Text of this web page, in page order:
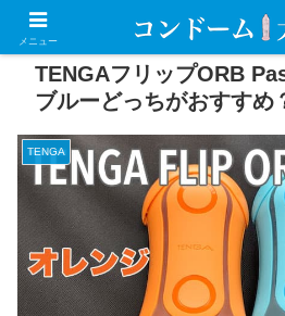
PR
TENGAフリップORB
ブルーどっちがおすすめ
TENGA
メニュー